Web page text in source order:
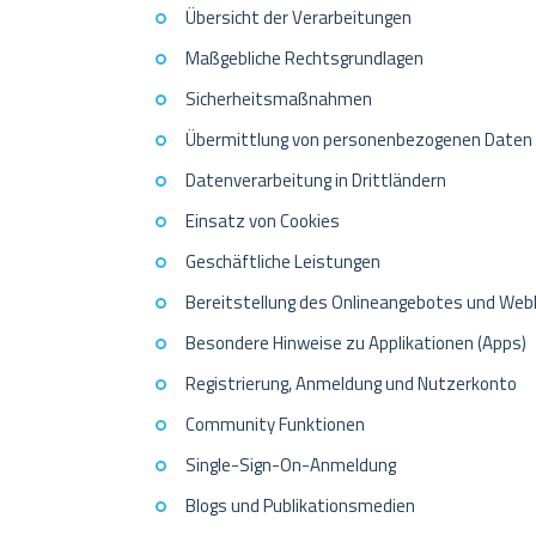
Übersicht der Verarbeitungen
Maßgebliche Rechtsgrundlagen
Sicherheitsmaßnahmen
Übermittlung von personenbezogenen Daten
Datenverarbeitung in Drittländern
Einsatz von Cookies
Geschäftliche Leistungen
Bereitstellung des Onlineangebotes und
Besondere Hinweise zu Applikationen (Apps)
Registrierung, Anmeldung und Nutzerkonto
Community Funktionen
Single-Sign-On-Anmeldung
Blogs und Publikationsmedien